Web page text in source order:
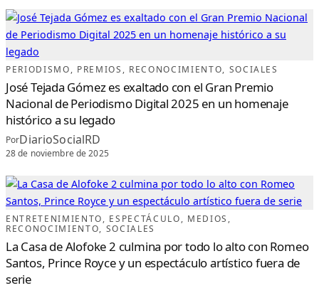
PERIODISMO, PREMIOS , RECONOCIMIENTO, SOCIALES
José Tejada Gómez es exaltado con el Gran Premio
Nacional de Periodismo Digital 2025 en un homenaje
histórico a su legado
PorDiarioSocialRD
28 de noviembre de 2025
ENTRETENIMIENTO, ESPECTÁCULO, MEDIOS
RECONOCIMIENTO, SOCIALES
La Casa de Alofoke 2 culmina por todo lo alto con Romeo
Santos, Prince Royce y un espectáculo artístico fuera de
serie